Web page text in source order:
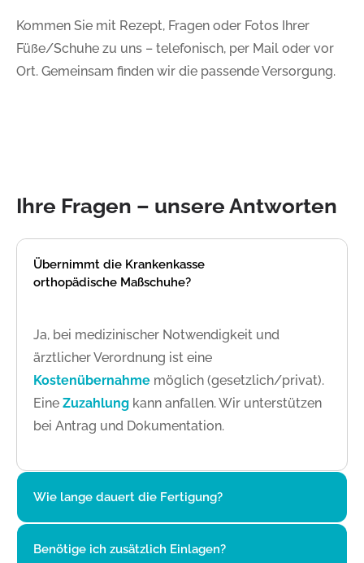
Kommen Sie mit Rezept, Fragen oder Fotos Ihrer
Füße/Schuhe zu uns – telefonisch, per Mail oder vor
Ort. Gemeinsam finden wir die passende Versorgung.
Ihre Fragen – unsere Antworten
Übernimmt die Krankenkasse
orthopädische Maßschuhe?
Ja, bei medizinischer Notwendigkeit und
ärztlicher Verordnung ist eine
Kostenübernahme möglich (gesetzlich/privat).
Eine Zuzahlung kann anfallen. Wir unterstützen
bei Antrag und Dokumentation.
Wie lange dauert die Fertigung?
Nach Vermessung und Leistenbau planen wir die
Benötige ich zusätzlich Einlagen?